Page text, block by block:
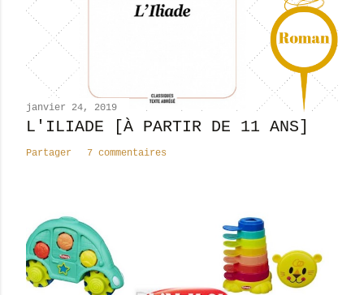
c
m
n
t
i
janvier 24, 2019
L'ILIADE [À PARTIR DE 11 ANS]
Partager 7 commentaires